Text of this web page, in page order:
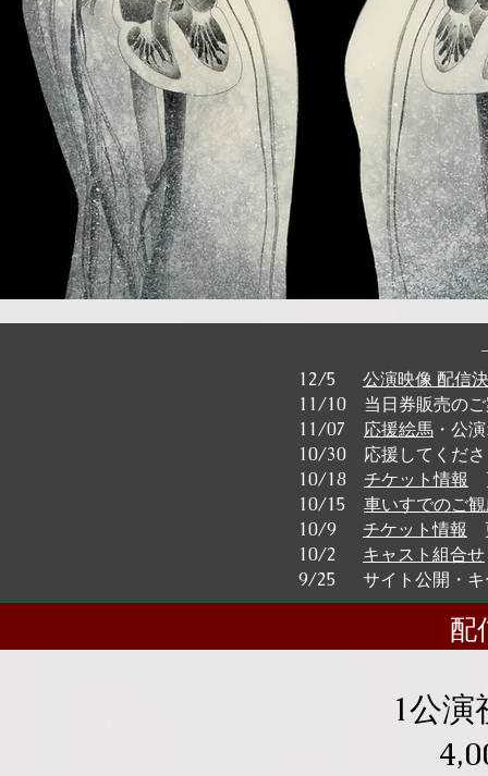
12/5 公演映像 配信
11/10 当日券販売のご
11/07 応援絵馬 ・公
10/30 応援してくださ
10/18 チケット情報
10/15 車いすでのご
10/9 チケット情報
10/2 キャスト組合せ
9/25 サイト公開・キ
配
1公